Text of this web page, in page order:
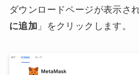
ダウンロードページが表示さ
に追加 」をクリックします。